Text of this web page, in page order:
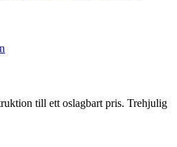
till ett oslagbart pris. Trehjulig